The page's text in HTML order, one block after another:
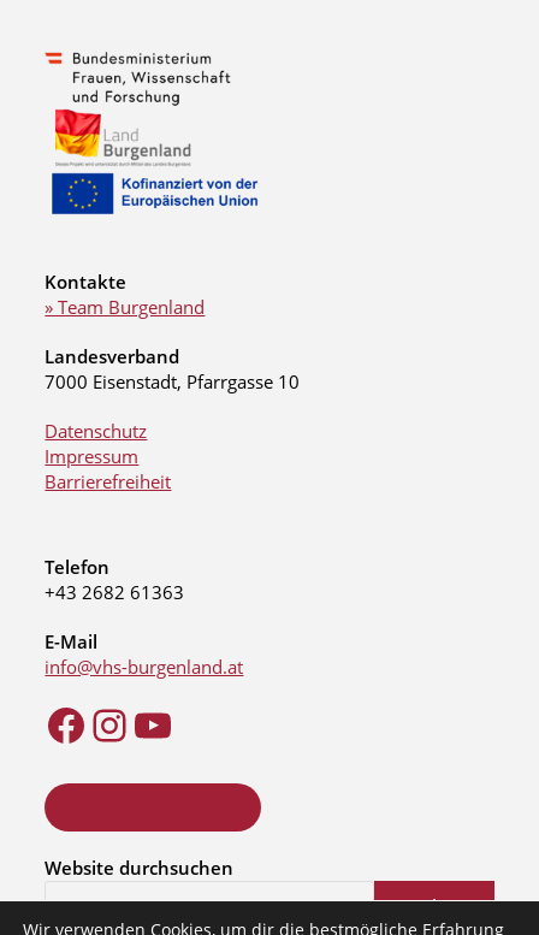
Kontakte
» Team Burgenland
Landesverband
7000 Eisenstadt, Pfarrgasse 10
Datenschutz
Impressum
Barrierefreiheit
Telefon
+43 2682 61363
E-Mail
info@vhs-burgenland.at
Website durchsuchen
Suchen
Wir verwenden Cookies, um dir die bestmögliche Erfahrung